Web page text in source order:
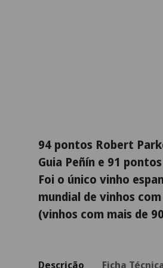
94 pontos Robert
Guia Peñín e 91
Foi o único vinho
mundial de vinhos
(vinhos com mais de
Descrição Ficha